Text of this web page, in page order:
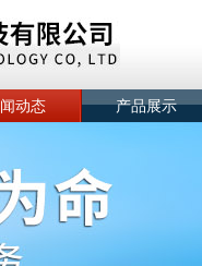
动态 产品展示